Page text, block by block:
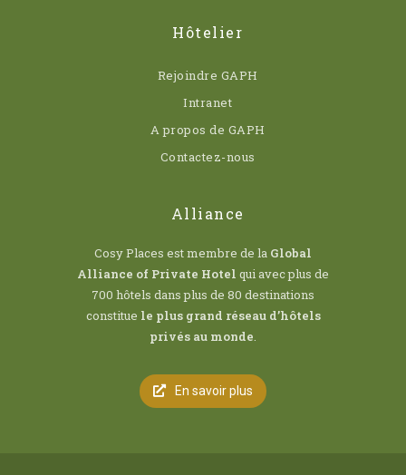
Hôtelier
Rejoindre GAPH
Intranet
A propos de GAPH
Contactez-nous
Alliance
Cosy Places est membre de la Global
Alliance of Private Hotel qui avec plus de
700 hôtels dans plus de 80 destinations
constitue le plus grand réseau d’hôtels
privés au monde.
En savoir plus